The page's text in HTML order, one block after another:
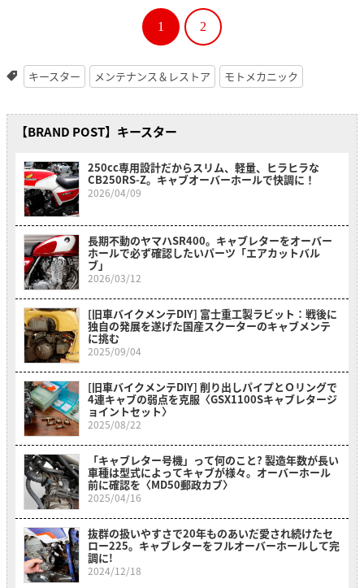
1 2
キースター メンテナンス＆レストア モトメカニック
【BRAND POST】キースター
250cc専用設計だからスリム、軽量、ヒラヒラな
CB250RS-Z。キャブオーバーホールで快調に！
2026/04/09
長期不動のヤマハSR400。キャブレターをオーバー
ホールで必ず確認したいパーツ「エアカットバル
ブ」
2026/03/12
[旧車バイクメンテDIY] 富士重工製ラビット：戦後に
独自の発展を遂げた国産スクーターのキャブメンテ
に挑む
2025/09/04
[旧車バイクメンテDIY] 削り出しパイプとＯリングで
4連キャブの弱点を克服〈GSX1100Sキャブレタージ
ョイントセット〉
2025/08/22
「キャブレター号機」って何のこと? 製造年数が長い
車種は型式によってキャブが様々。オーバーホール
前に確認を〈MD50郵政カブ〉
2025/04/16
抜群の扱いやすさで20年ものあいだ愛され続けたセ
ロー225。キャブレターをフルオーバーホールして完
調に!
2024/12/18